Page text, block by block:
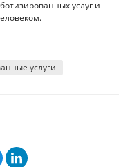
услуг и
услуги
создавать
выбрать лучший ракурс для